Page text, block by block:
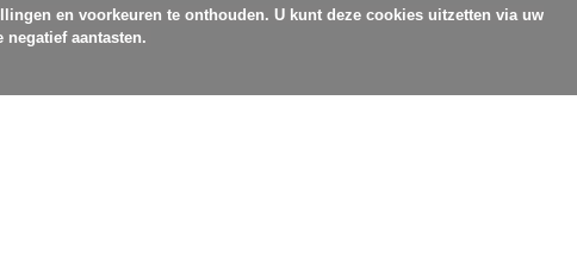
en voorkeuren te onthouden. U kunt deze cookies uitzetten via uw
aantasten.